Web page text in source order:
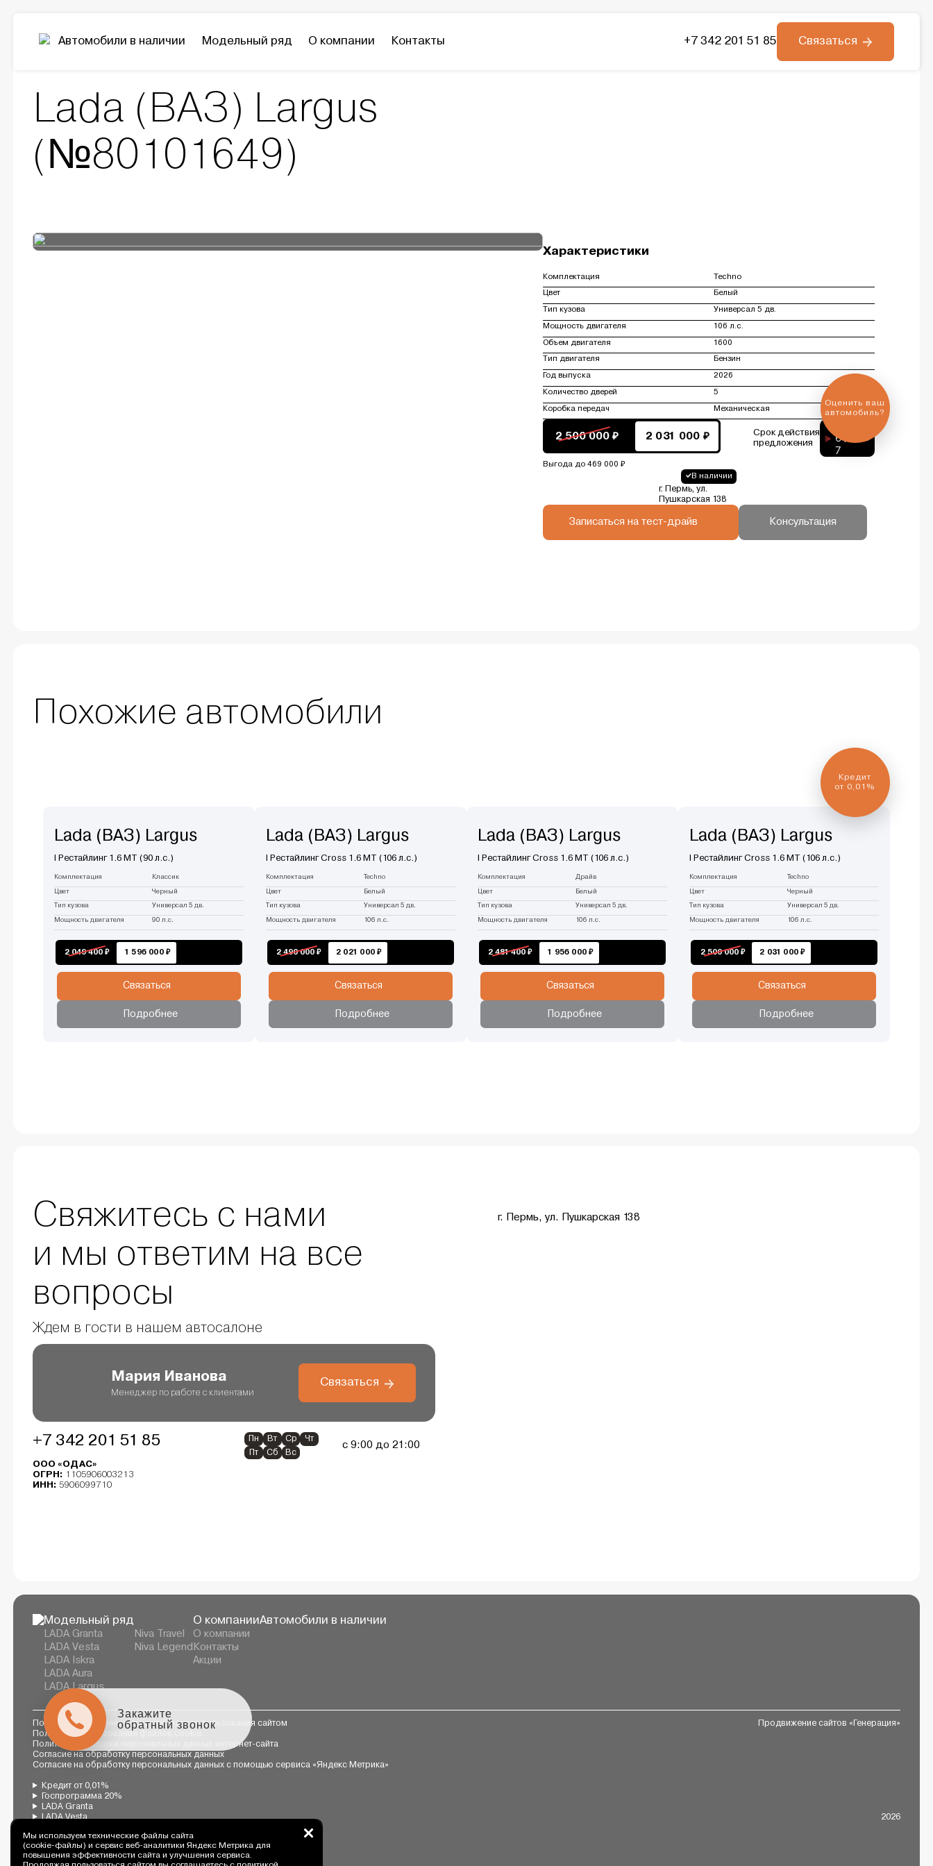
Автомобили в наличии Модельный ряд О компании Контакты +7 342 201 51 85 Связаться
Модельный ряд Largus Lada (ВАЗ) Largus
Lada (ВАЗ) Largus
(№80101649)
Характеристики
Комплектация Techno
Цвет Белый
Тип кузова Универсал 5 дв.
Мощность двигателя 106 л.с.
Объем двигателя 1600
Тип двигателя Бензин
Год выпуска 2026
Количество дверей 5
Коробка передач Механическая
2 500 000 ₽ 2 031 000 ₽
Выгода до 469 000 ₽
Срок действия
предложения
7
6 дней
В наличии
г. Пермь, ул.
Пушкарская 138
Записаться на тест-драйв Консультация
Похожие автомобили
Lada (ВАЗ) Largus
I Рестайлинг 1.6 MT (90 л.с.)
Комплектация Классик
Цвет Черный
Тип кузова Универсал 5 дв.
Мощность двигателя 90 л.с.
2 049 400 ₽ 1 596 000 ₽
Связаться
Подробнее
Lada (ВАЗ) Largus
I Рестайлинг Cross 1.6 MT (106 л.с.)
Комплектация Techno
Цвет Белый
Тип кузова Универсал 5 дв.
Мощность двигателя 106 л.с.
2 490 000 ₽ 2 021 000 ₽
Связаться
Подробнее
Lada (ВАЗ) Largus
I Рестайлинг Cross 1.6 MT (106 л.с.)
Комплектация Драйв
Цвет Белый
Тип кузова Универсал 5 дв.
Мощность двигателя 106 л.с.
2 481 400 ₽ 1 956 000 ₽
Связаться
Подробнее
Lada (ВАЗ) Largus
I Рестайлинг Cross 1.6 MT (106 л.с.)
Комплектация Techno
Цвет Черный
Тип кузова Универсал 5 дв.
Мощность двигателя 106 л.с.
2 500 000 ₽ 2 031 000 ₽
Связаться
Подробнее
Свяжитесь с нами
и мы ответим на все
вопросы
Ждем в гости в нашем автосалоне
Мария Иванова
Менеджер по работе с клиентами
Связаться
+7 342 201 51 85 Пн Вт Ср
Чт
Пт
Сб Вс
с 9:00 до 21:00
ООО «ОДАС»
ОГРН: 1105906003213
ИНН: 5906099710
г. Пермь, ул. Пушкарская 138
Модельный ряд
LADA Granta
LADA Vesta
LADA Iskra
LADA Aura
LADA Largus
Niva Travel
Niva Legend
О компании
О компании
Контакты
Акции
Автомобили в наличии
Политика конфиденциальности Правила пользования сайтом
Продвижение сайтов «Генерация»
Политика использования файлов cookie
Политика обработки персональных данных интернет-сайта
Согласие на обработку персональных данных
Согласие на обработку персональных данных с помощью сервиса «Яндекс Метрика»
Кредит от 0,01%
Госпрограмма 20%
LADA Granta
LADA Vesta
LADA Iskra
LADA Aura
Niva Legend
2026
Мы используем технические файлы сайта
(cookie-файлы) и сервис веб-аналитики Яндекс Метрика для
повышения эффективности сайта и улучшения сервиса.
Оценить ваш
автомобиль?
Кредит
от 0,01%
Закажите
обратный звонок